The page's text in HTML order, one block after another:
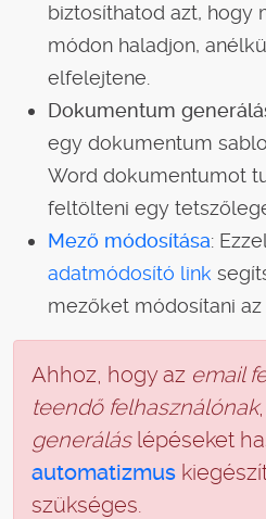
biztosíthatod azt, hogy
módon haladjon,
elfelejtene.
Dokumentum
egy dokumentum
Word dokumentumot
feltölteni egy
Mező módosítása:
adatmódosító link
mezőket módosítani az
Ahhoz, hogy az email
teendő felhasználónak
generáláslépéseket
automatizmus
szükséges.